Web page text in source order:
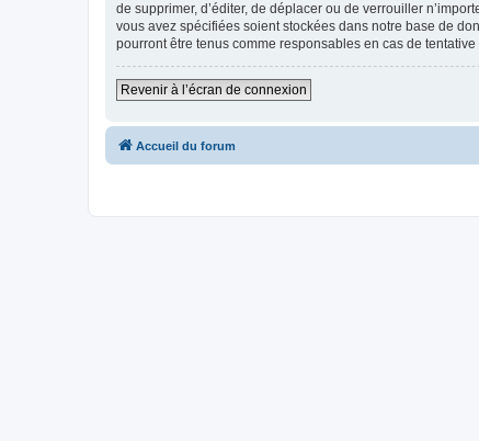
de supprimer, d’éditer, de déplacer ou de verrouiller
vous avez spécifiées soient stockées dans notre base de
pourront être tenus comme responsables en cas de
Revenir à l’écran de connexion
Accueil du forum